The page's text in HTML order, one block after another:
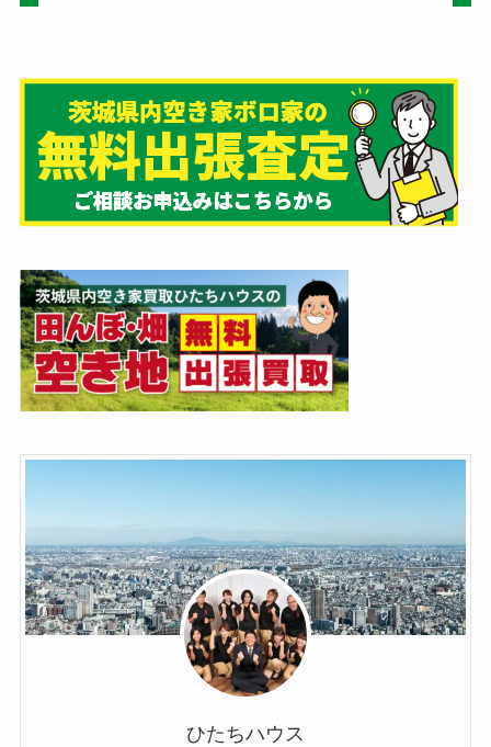
ひたちハウス